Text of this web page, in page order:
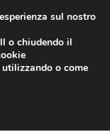
sul nostro
o chiudendo il
o come